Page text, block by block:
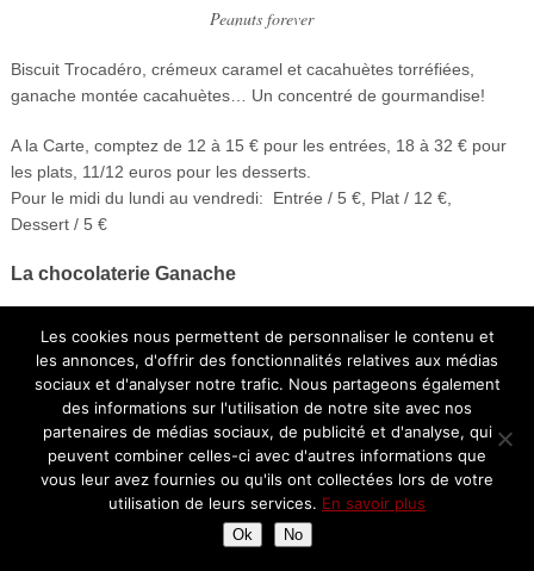
Peanuts forever
Biscuit Trocadéro, crémeux caramel et cacahuètes torréfiées,
ganache montée cacahuètes… Un concentré de gourmandise!
A la Carte, comptez de 12 à 15 € pour les entrées, 18 à 32 € pour
les plats, 11/12 euros pour les desserts.
Pour le midi du lundi au vendredi: Entrée / 5 €, Plat / 12 €,
Dessert / 5 €
La chocolaterie Ganache
chocolaterie est la 2ème facette de ce lieu à l’identité bien
marquée.
Les cookies nous permettent de personnaliser le contenu et
les annonces, d'offrir des fonctionnalités relatives aux médias
sociaux et d'analyser notre trafic. Nous partageons également
des informations sur l'utilisation de notre site avec nos
partenaires de médias sociaux, de publicité et d'analyse, qui
peuvent combiner celles-ci avec d'autres informations que
vous leur avez fournies ou qu'ils ont collectées lors de votre
utilisation de leurs services. En savoir plus
Ok No